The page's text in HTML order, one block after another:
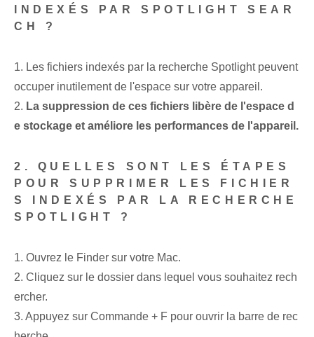
INDEXÉS PAR SPOTLIGHT SEAR
CH ?
1. Les fichiers indexés par la recherche Spotlight peuvent
occuper inutilement de l'espace sur votre appareil.
2. La suppression de ces fichiers libère de l'espace d
e stockage et améliore les performances de l'appareil.
2. QUELLES SONT LES ÉTAPES
POUR SUPPRIMER LES FICHIER
S INDEXÉS PAR LA RECHERCHE
SPOTLIGHT ?
1. Ouvrez le Finder sur votre Mac.
2. Cliquez sur le dossier dans lequel vous souhaitez rech
ercher.
3. Appuyez sur Commande + F pour ouvrir la barre de rec